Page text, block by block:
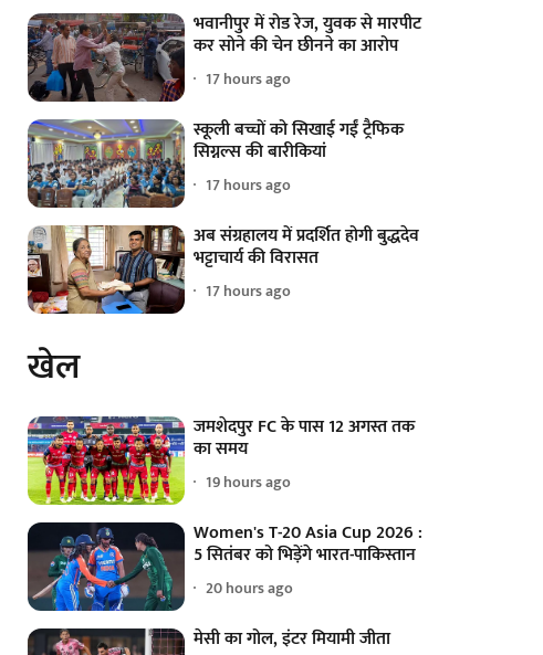
भवानीपुर में रोड रेज, युवक से मारपीट
कर सोने की चेन छीनने का आरोप
17 hours ago
स्कूली बच्चों को सिखाई गईं ट्रैफिक
सिग्नल्स की बारीकियां
17 hours ago
अब संग्रहालय में प्रदर्शित होगी बुद्धदेव
भट्टाचार्य की विरासत
17 hours ago
खेल
जमशेदपुर FC के पास 12 अगस्त तक
का समय
19 hours ago
Women's T-20 Asia Cup 2026 :
5 सितंबर को भिड़ेंगे भारत-पाकिस्तान
20 hours ago
मेसी का गोल, इंटर मियामी जीता